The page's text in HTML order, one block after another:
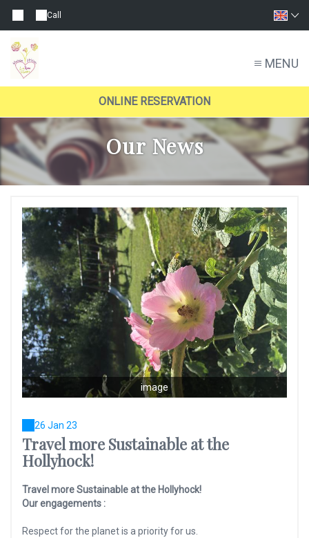
Call
MENU
ONLINE RESERVATION
Our News
image
26 Jan 23
Travel more Sustainable at the
Hollyhock!
Travel more Sustainable at the Hollyhock!
Our engagements :
Respect for the planet is a priority for us.